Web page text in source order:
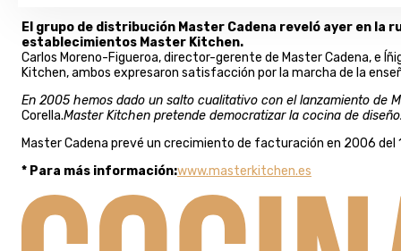
El grupo de distribución Master Cadena reveló ayer en
establecimientos Master Kitchen.
Carlos Moreno-Figueroa, director-gerente de Master Cadena, e
Kitchen, ambos expresaron satisfacción por la marcha de la
En 2005 hemos dado un salto cualitativo con el lanzamiento de
Corella.Master Kitchen pretende democratizar la cocina de
Master Cadena prevé un crecimiento de facturación en 2006
* Para más información:www.masterkitchen.es